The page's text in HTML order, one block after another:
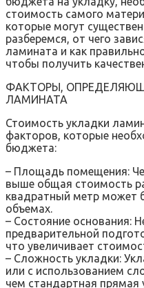
стоимость самого
которые могут
разберемся, от чего
ламината и как
чтобы получить
ФАКТОРЫ,
ЛАМИНАТА
Стоимость укладки
факторов, которые
бюджета:
– Площадь помещения:
выше общая стоимость
квадратный метр может
объемах.
– Состояние основания:
предварительной
что увеличивает
– Сложность укладки:
или с использованием
чем стандартная прямая